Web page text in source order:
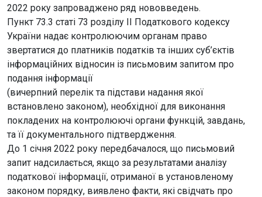
2022 року запроваджено ряд нововведень.
Пункт 73.3 статі 73 розділу ІІ Податкового кодексу
України надає контролюючим органам право
звертатися до платників податків та інших суб’єктів
інформаційних відносин із письмовим запитом про
подання інформації
(вичерпний перелік та підстави надання якої
встановлено законом), необхідної для виконання
покладених на контролюючі органи функцій, завдань,
та її документального підтвердження.
До 1 січня 2022 року передбачалося, що письмовий
запит надсилається, якщо за результатами аналізу
податкової інформації, отриманої в установленому
законом порядку, виявлено факти, які свідчать про